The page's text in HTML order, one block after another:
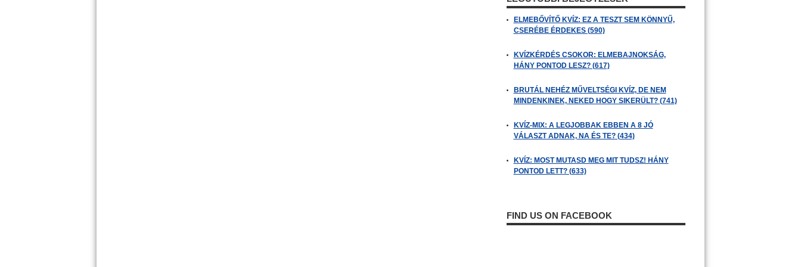
ELMEBŐVÍTŐ KVÍZ: EZ A TESZT SEM KÖNNYŰ,
CSERÉBE ÉRDEKES (590)
KVÍZKÉRDÉS CSOKOR: ELMEBAJNOKSÁG,
HÁNY PONTOD LESZ? (617)
BRUTÁL NEHÉZ MŰVELTSÉGI KVÍZ, DE NEM
MINDENKINEK, NEKED HOGY SIKERÜLT? (741)
KVÍZ-MIX: A LEGJOBBAK EBBEN A 8 JÓ
VÁLASZT ADNAK, NA ÉS TE? (434)
KVÍZ: MOST MUTASD MEG MIT TUDSZ! HÁNY
PONTOD LETT? (633)
FIND US ON FACEBOOK